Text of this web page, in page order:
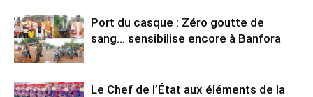
Port du casque : Zéro goutte de
sang… sensibilise encore à Banfora
Le Chef de l’État aux éléments de la